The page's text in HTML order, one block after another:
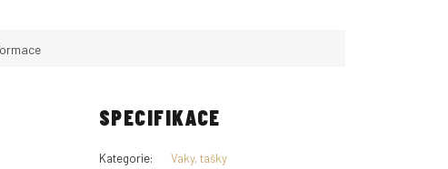
SPECIFIKACE
Kategorie:
Vaky, tašky